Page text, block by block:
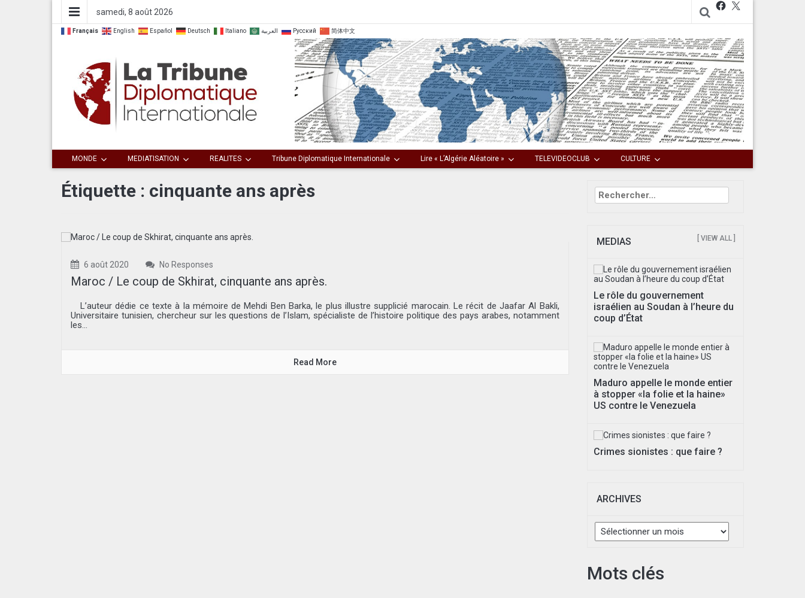
samedi, 8 août 2026
Français English Español Deutsch Italiano العربية Русский 简体中文
Facebook
La Tribune
Diplomatique
MONDE MEDIATISATION REALITES Tribune Diplomatique Internationale Lire « L’Algérie Aléatoire » TELEVIDEOCLUB CULTURE
Étiquette : cinquante ans après
6 août 2020 No Responses
Maroc / Le coup de Skhirat, cinquante ans après.
L’auteur dédie ce texte à la mémoire de Mehdi Ben Barka, le plus illustre supplicié marocain. Le récit de Jaafar Al Bakli,
Universitaire tunisien, chercheur sur les questions de l’Islam, spécialiste de l’histoire politique des pays arabes, notamment
les...
Read More
Rechercher :
MEDIAS [ VIEW ALL ]
Le rôle du gouvernement
israélien au Soudan à l’heure du
coup d’État
Maduro appelle le monde entier
à stopper «la folie et la haine»
US contre le Venezuela
Crimes sionistes : que faire ?
ARCHIVES
Archives
Mots clés